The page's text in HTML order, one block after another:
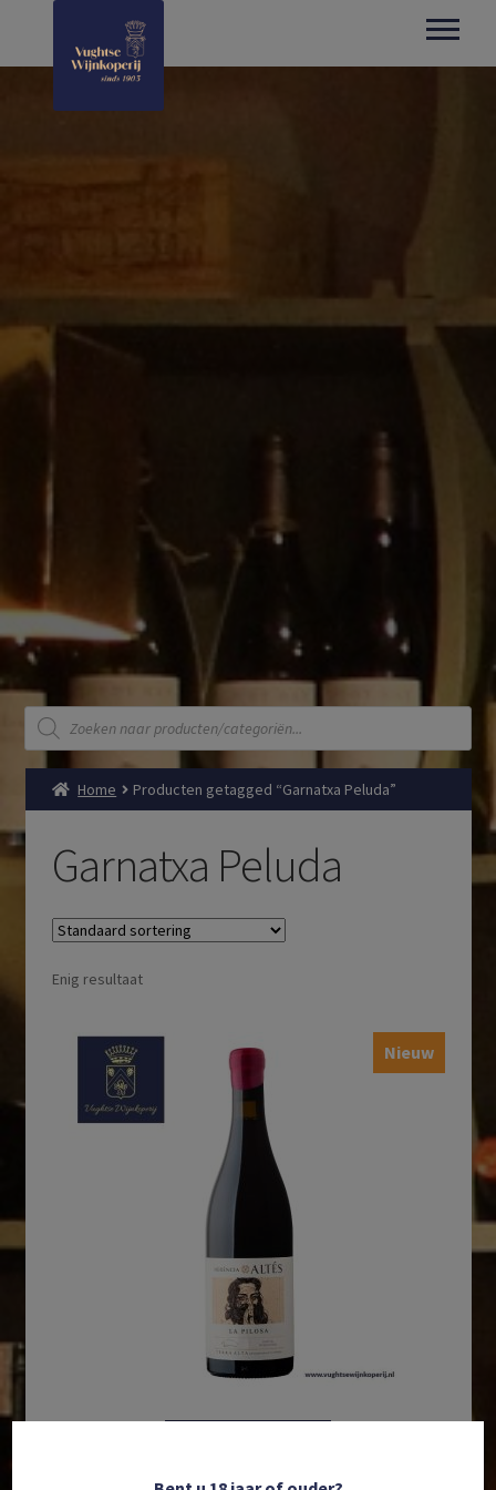
Producten
zoeken
Home Producten getagged “Garnatxa Peluda”
Garnatxa Peluda
Enig resultaat
Nieuw